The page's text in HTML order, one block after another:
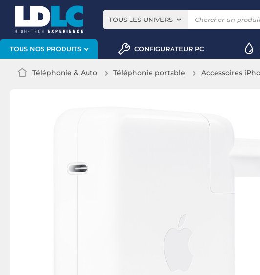
TOUS LES UNIVERS
TOUS NOS PRODUITS CONFIGURATEUR PC
Téléphonie & Auto Téléphonie portable Accessoires